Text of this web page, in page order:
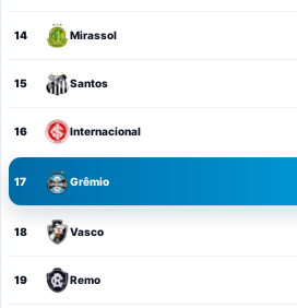
14 Mirassol
15 Santos
16 Internacional
17 Grêmio
18 Vasco
19 Remo